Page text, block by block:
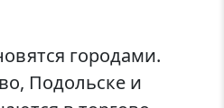
городами.
Подольске и